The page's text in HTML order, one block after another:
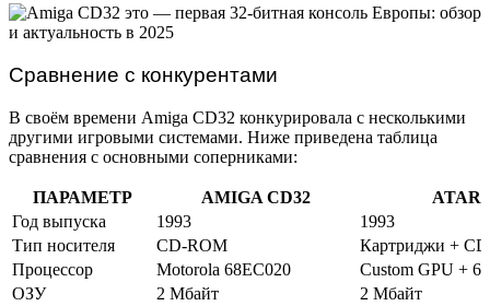
Сравнение с конкурентами
В своём времени Amiga CD32 конкурировала с несколькими
другими игровыми системами. Ниже приведена таблица
сравнения с основными соперниками:
ПАРАМЕТР AMIGA CD32
Год выпуска
1993
1993
Тип носителя
CD-ROM
Картриджи +
Процессор
Motorola 68EC020
Custom GPU +
ОЗУ
2 Мбайт
2 Мбайт